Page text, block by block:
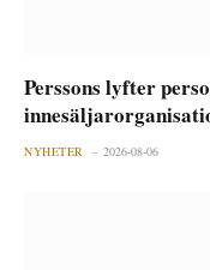
Perssons lyfter
NYHETER 2026-08-06